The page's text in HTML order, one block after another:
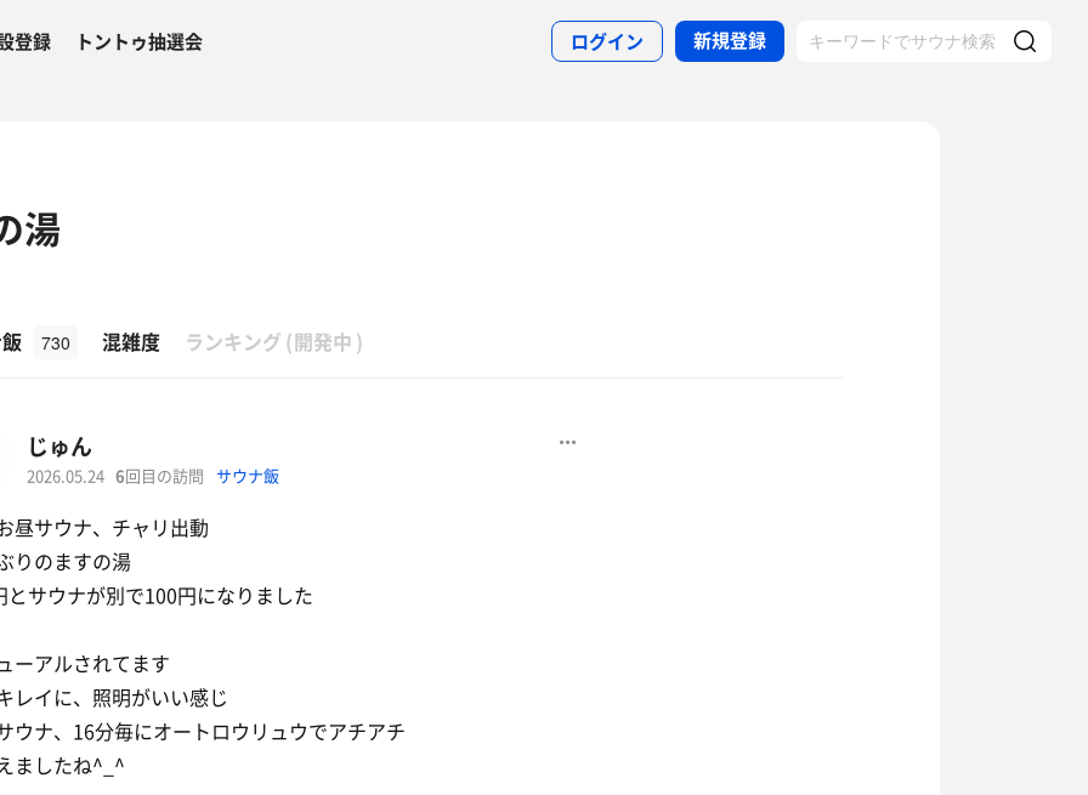
登録 トントゥ抽選会 ログイン 新規登録
湯
730 混雑度 ランキング (開発中 )
じゅん
2026.05.24 6回目の訪問 サウナ飯
昼サウナ、チャリ出動
りのますの湯
とサウナが別で100円になりました
ーアルされてます
レイに、照明がいい感じ
ウナ、16分毎にオートロウリュウでアチアチ
ましたね^_^